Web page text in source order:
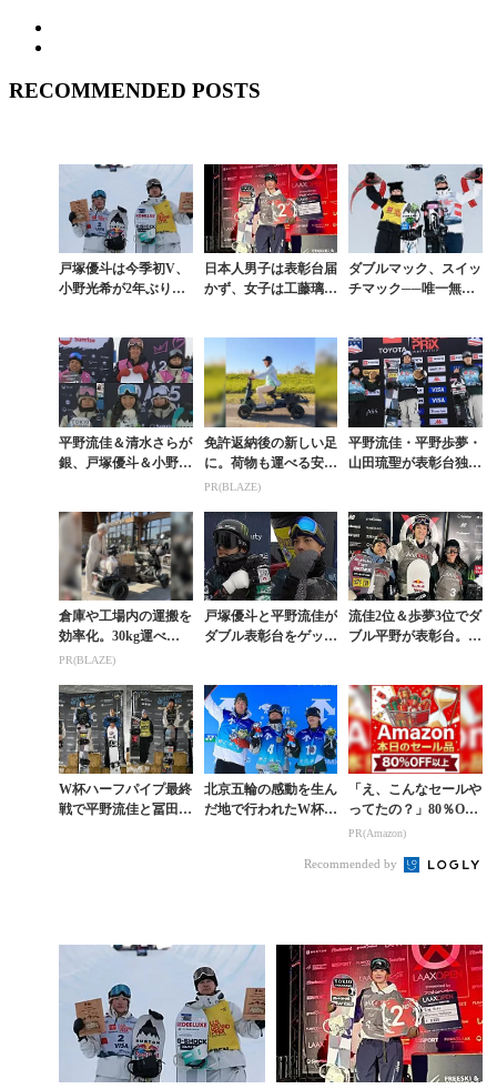
RECOMMENDED POSTS
戸塚優斗は今季初V、
小野光希が2年ぶりW
本勢が五輪へ向けて
加...
日本人男子は表彰台届
かず、女子は工藤璃星
オンが優勝。空前絶
後...
ダブルマック、スイッ
チマック──唯一無二
勝、戸塚優斗2位で日
本...
平野流佳＆清水さらが
銀、戸塚優斗＆小野光
詳報
免許返納後の新しい足
に。荷物も運べる安定
の4輪シニアカー
PR(BLAZE)
平野流佳・平野歩夢・
山田琉聖が表彰台独
プの中身を知る
倉庫や工場内の運搬を
効率化。30kg運べる
小さな軽トラ
PR(BLAZE)
戸塚優斗と平野流佳が
ダブル表彰台をゲッ
流佳2位＆歩夢3位でダ
ブル平野が表彰台。ト
AAX OPEN」...
W杯ハーフパイプ最終
戦で平野流佳と冨田せ
北京五輪の感動を生ん
だ地で行われたW杯ハ
聖は3位に。平野歩
「え、こんなセールや
ってたの？」80％OFF
以上が続々登場！Am
PR(Amazon)
Recommended by